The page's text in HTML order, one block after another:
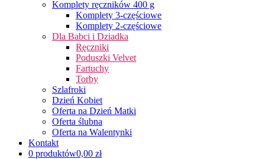
Komplety ręczników 400 g
Komplety 3-częściowe
Komplety 2-częściowe
Dla Babci i Dziadka
Ręczniki
Poduszki Velvet
Fartuchy
Torby
Szlafroki
Dzień Kobiet
Oferta na Dzień Matki
Oferta ślubna
Oferta na Walentynki
Kontakt
0 produktów0,00 zł